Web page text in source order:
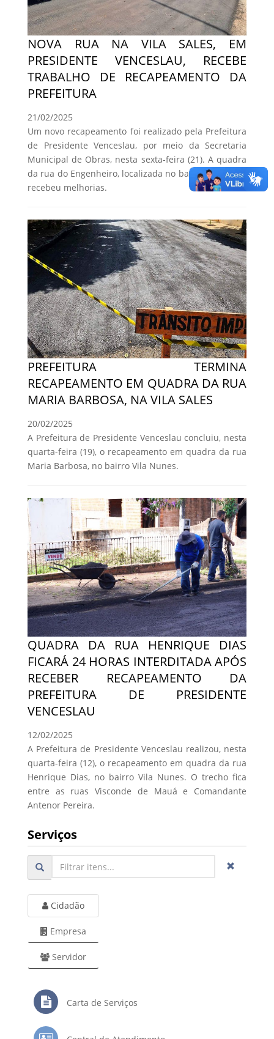
NOVA RUA NA VILA SALES, EM
PRESIDENTE VENCESLAU, RECEBE
TRABALHO DE RECAPEAMENTO DA
PREFEITURA
21/02/2025
Um novo recapeamento foi realizado pela Prefeitura
de Presidente Venceslau, por meio da Secretaria
Municipal de Obras, nesta sexta-feira (21). A quadra
da rua do Engenheiro, localizada no bairro Vila Sales,
recebeu melhorias.
PREFEITURA TERMINA
RECAPEAMENTO EM QUADRA DA RUA
MARIA BARBOSA, NA VILA SALES
20/02/2025
A Prefeitura de Presidente Venceslau concluiu, nesta
quarta-feira (19), o recapeamento em quadra da rua
Maria Barbosa, no bairro Vila Nunes.
QUADRA DA RUA HENRIQUE DIAS
FICARÁ 24 HORAS INTERDITADA APÓS
RECEBER RECAPEAMENTO DA
PREFEITURA DE PRESIDENTE
VENCESLAU
12/02/2025
A Prefeitura de Presidente Venceslau realizou, nesta
quarta-feira (12), o recapeamento em quadra da rua
Henrique Dias, no bairro Vila Nunes. O trecho fica
entre as ruas Visconde de Mauá e Comandante
Antenor Pereira.
Serviços
Cidadão
Empresa
Servidor
Carta de Serviços